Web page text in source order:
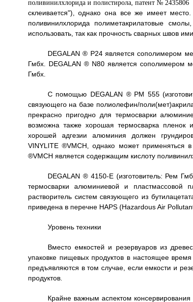
склеивается"), однако она все же имеет
поливинилхлорида полиметакрилатовые
использовать, так как прочность сварных швов
DEGALAN ® P24 является сополимером
Гмбх. DEGALAN ® N80 является сополимером
Гмбх.
С помощью DEGALAN ® PM 555
связующего на базе полиолефин/
прекрасно пригодно для термосварки
возможна также хорошая термосварка
хорошей адгезии алюминия должен
VINYLITE ®VMCH, однако может применяться
®VMCH является содержащим кислоту
DEGALAN ® 4150-Е (изготовитель: Рем
термосварки алюминиевой и
растворитель систем связующего из
приведена в перечне HAPS (Hazardous Air
Уровень техники
Вместо емкостей и резервуаров из
упаковке пищевых продуктов в настоящее
предъявляются в том случае, если емкости и
продуктов.
Крайне важным аспектом